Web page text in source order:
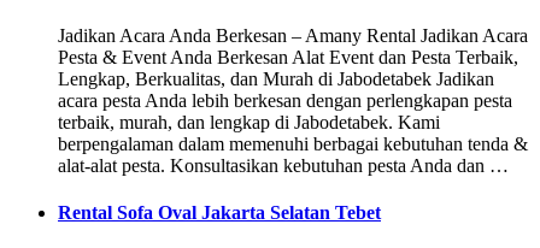
Jadikan Acara Anda Berkesan – Amany Rental Jadikan Acara
Pesta & Event Anda Berkesan Alat Event dan Pesta Terbaik,
Lengkap, Berkualitas, dan Murah di Jabodetabek Jadikan
acara pesta Anda lebih berkesan dengan perlengkapan pesta
terbaik, murah, dan lengkap di Jabodetabek. Kami
berpengalaman dalam memenuhi berbagai kebutuhan tenda &
alat-alat pesta. Konsultasikan kebutuhan pesta Anda dan …
Rental Sofa Oval Jakarta Selatan Tebet